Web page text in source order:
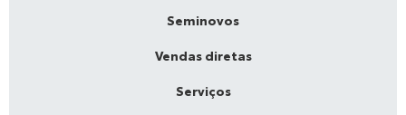
Seminovos
Vendas diretas
Serviços